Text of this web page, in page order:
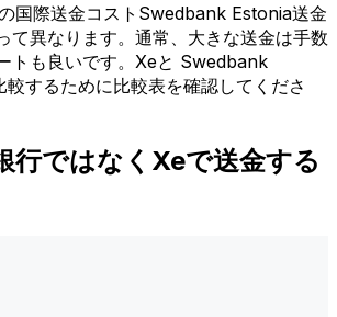
国際送金コストSwedbank Estonia送金
て異なります。通常、大きな送金は手数
トも良いです。Xeと Swedbank
するために比較表を確認してくださ
行ではなくXeで送金する